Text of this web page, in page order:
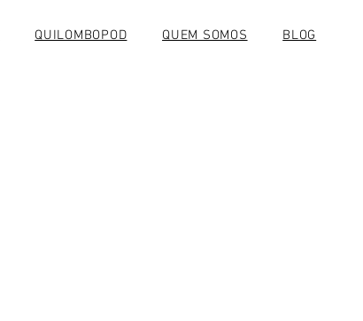
QUILOMBOPOD QUEM SOMOS BLOG